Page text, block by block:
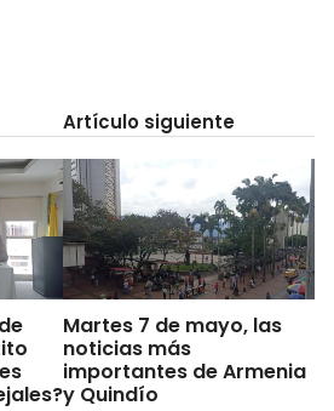
Artículo siguiente
Martes 7 de mayo, las
noticias más
importantes de Armenia
y Quindío